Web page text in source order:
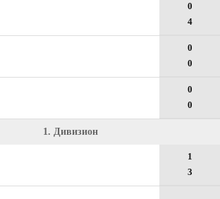
0
4
0
0
0
0
1. Дивизион
1
3